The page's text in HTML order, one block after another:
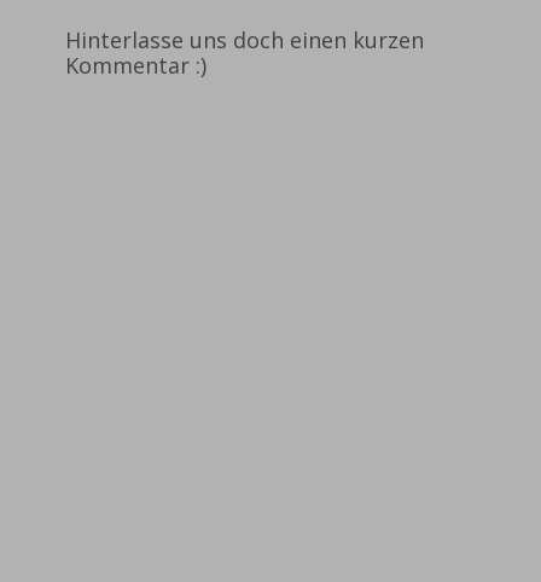
Hinterlasse uns doch einen kurzen
Kommentar :)